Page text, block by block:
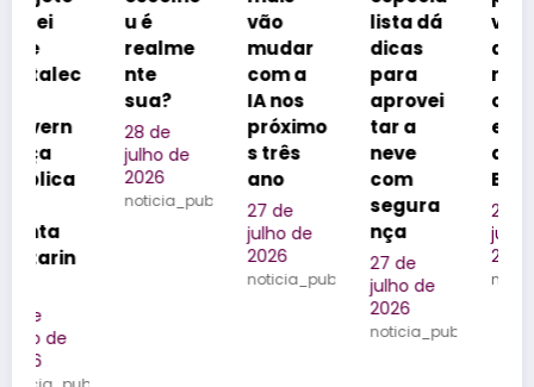
u é
nte
28 de
julho de
2026
noticia_publicada
mudar
IA nos
próximo
s três
27 de
noticia_publicada
dicas
para
aprovei
tar a
neve
segura
nça
julho de
noticia_publicada
vitrine
dos
realizad
ores de
eventos
do
Brasil
25 de
2026